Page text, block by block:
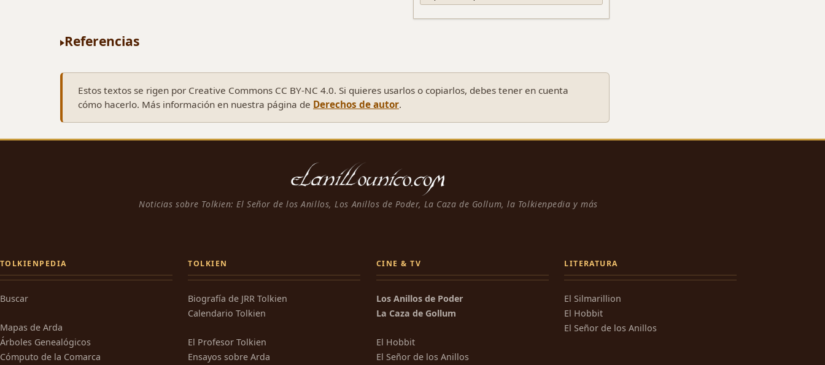
Referencias
Estos textos se rigen por Creative Commons CC BY-NC 4.0. Si quieres usarlos o copiarlos, debes tener en cuenta
cómo hacerlo. Más información en nuestra página de Derechos de autor.
Noticias sobre Tolkien: El Señor de los Anillos, Los Anillos de Poder, La Caza de Gollum, la Tolkienpedia y más
TOLKIENPEDIA
Buscar
Mapas de Arda
Árboles Genealógicos
Cómputo de la Comarca
TOLKIEN
Biografía de JRR Tolkien
Calendario Tolkien
El Profesor Tolkien
Ensayos sobre Arda
CINE & TV
Los Anillos de Poder
La Caza de Gollum
El Hobbit
El Señor de los Anillos
LITERATURA
El Silmarillion
El Hobbit
El Señor de los Anillos